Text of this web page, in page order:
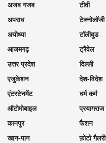
अजब गजब
अपराध
अयोध्या
आजमगढ़
उत्तर प्रदेश
एजुकेशन
एंटरटेनमेंट
ऑटोमोबाइल
कानपुर
खान-पान
टीवी
टेक्नोलॉजी
टॉलीवुड
ट्रैवेल
दिल्ली
देश-विदेश
धर्म कर्म
प्रयागराज
फैशन
फ़ोटो गैलरी